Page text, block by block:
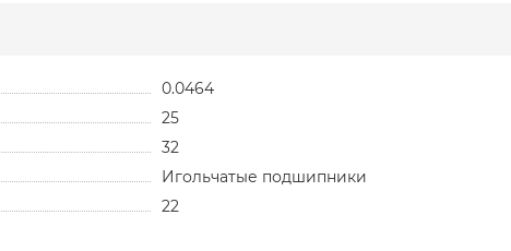
0.0464
25
32
Игольчатые подшипники
22